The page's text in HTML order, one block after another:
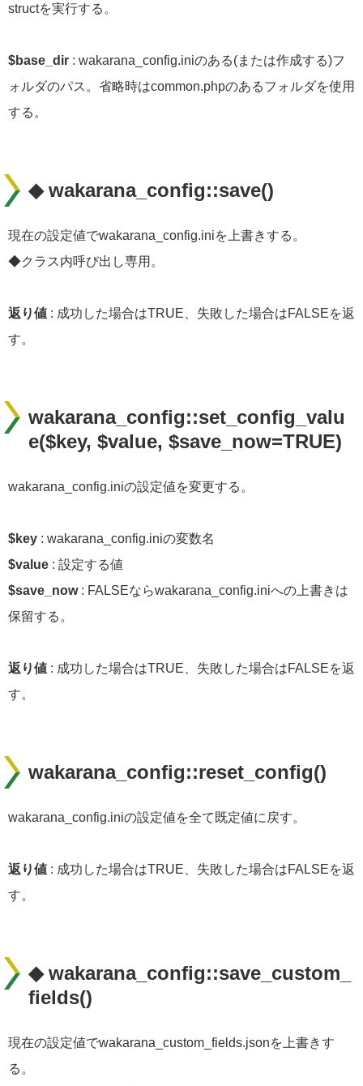
structを実行する。
$base_dir : wakarana_config.iniのある(または作成する)フ
ォルダのパス。省略時はcommon.phpのあるフォルダを使用
する。
◆ wakarana_config::save()
現在の設定値でwakarana_config.iniを上書きする。
◆クラス内呼び出し専用。
返り値 : 成功した場合はTRUE、失敗した場合はFALSEを返
す。
wakarana_config::set_config_valu
e($key, $value, $save_now=TRUE)
wakarana_config.iniの設定値を変更する。
$key : wakarana_config.iniの変数名
$value : 設定する値
$save_now: FALSEならwakarana_config.iniへの上書きは
保留する。
返り値 : 成功した場合はTRUE、失敗した場合はFALSEを返
す。
wakarana_config::reset_config()
wakarana_config.iniの設定値を全て既定値に戻す。
返り値 : 成功した場合はTRUE、失敗した場合はFALSEを返
す。
◆ wakarana_config::save_custom_
fields()
現在の設定値でwakarana_custom_fields.jsonを上書きす
る。